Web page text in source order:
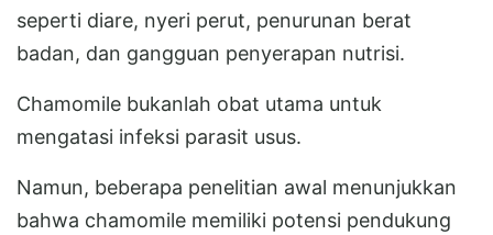
seperti diare, nyeri perut, penurunan berat
badan, dan gangguan penyerapan nutrisi.
Chamomile bukanlah obat utama untuk
mengatasi infeksi parasit usus.
Namun, beberapa penelitian awal menunjukkan
bahwa chamomile memiliki potensi pendukung